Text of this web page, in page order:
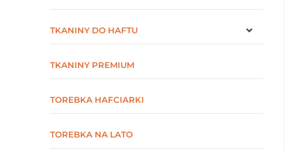
TKANINY DO HAFTU
TKANINY PREMIUM
TOREBKA HAFCIARKI
TOREBKA NA LATO